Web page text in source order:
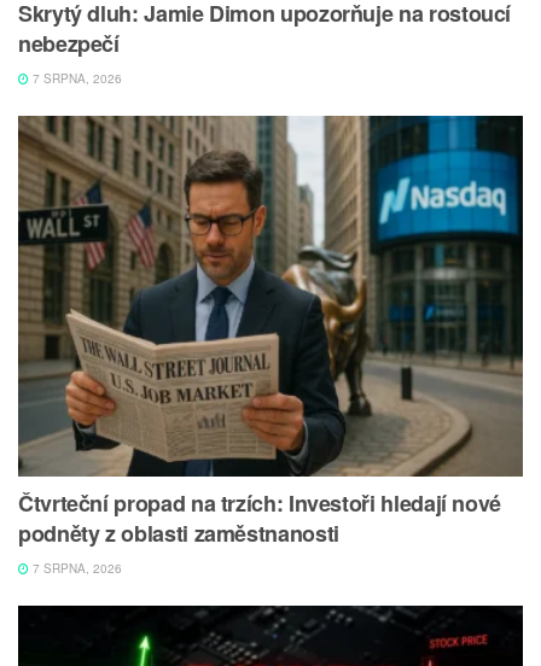
Skrytý dluh: Jamie Dimon upozorňuje na rostoucí
nebezpečí
7 SRPNA, 2026
Čtvrteční propad na trzích: Investoři hledají nové
podněty z oblasti zaměstnanosti
7 SRPNA, 2026